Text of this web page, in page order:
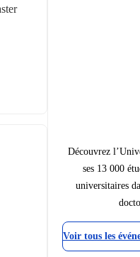
Découvrez
ses 13 000
universitaires
Voir tous les